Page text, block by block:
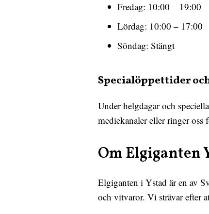
Fredag: 10:00 – 19:00
Lördag: 10:00 – 17:00
Söndag: Stängt
Specialöppettider
Under helgdagar och
mediekanaler eller ringer
Om Elgiganten
Elgiganten i Ystad är en av
och vitvaror. Vi strävar efter